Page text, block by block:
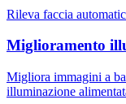
Rileva faccia
Miglioramento
Migliora immagini a
illuminazione